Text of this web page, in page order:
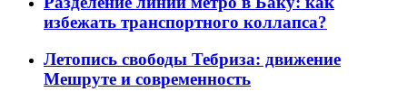
избежать транспортного коллапса?
Летопись свободы Тебриза: движение
Мешруте и современность